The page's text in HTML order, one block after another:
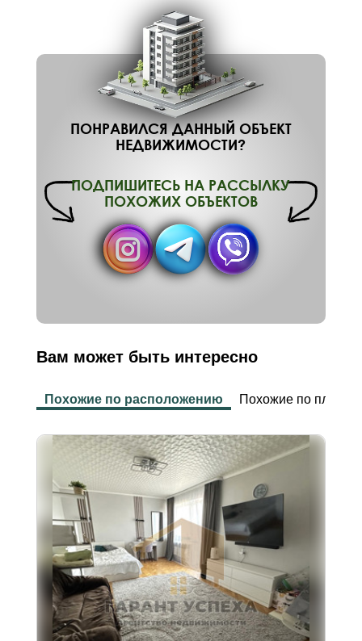
ПОНРАВИЛСЯ ДАННЫЙ ОБЪЕКТ
НЕДВИЖИМОСТИ?
ПОДПИШИТЕСЬ НА РАССЫЛКУ
ПОХОЖИХ ОБЪЕКТОВ
Вам может быть интересно
Похожие по расположению Похожие по